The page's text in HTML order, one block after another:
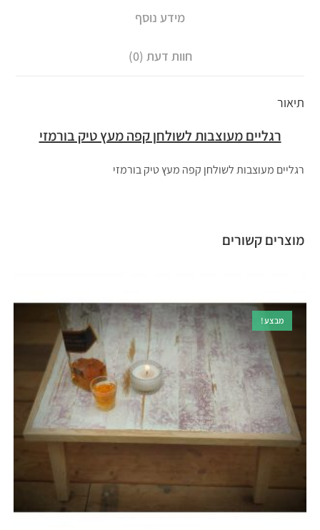
מידע נוסף
חוות דעת (0)
תיאור
רגליים מעוצבות לשולחן קפה מעץ טיק בורמזי
רגליים מעוצבות לשולחן קפה מעץ טיק בורמזי
מוצרים קשורים
מבצע!